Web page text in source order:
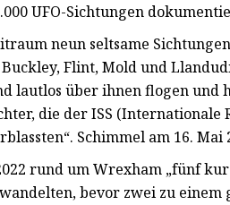
UFO-Sichtungen
neun seltsame
Flint, Mold und
lautlos über ihnen flogen und
die der ISS (Internationale
Schimmel am 16. Mai
rund um Wrexham „fünf
bevor zwei zu einem